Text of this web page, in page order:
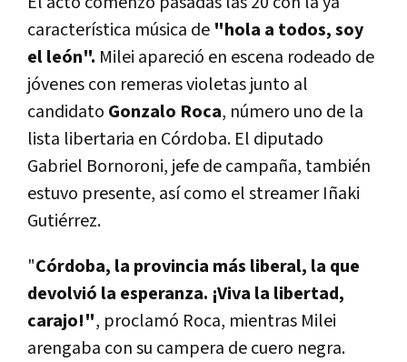
característica música de "hola a todos, soy
el león". Milei apareció en escena rodeado de
jóvenes con remeras violetas junto al
candidato Gonzalo Roca, número uno de la
lista libertaria en Córdoba. El diputado
Gabriel Bornoroni, jefe de campaña, también
estuvo presente, así como el streamer Iñaki
Gutiérrez.
"Córdoba, la provincia más liberal, la que
devolvió la esperanza. ¡Viva la libertad,
carajo!", proclamó Roca, mientras Milei
arengaba con su campera de cuero negra.